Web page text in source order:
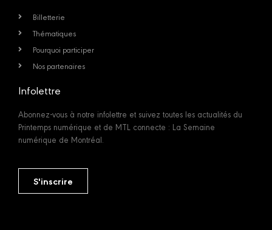
Billetterie
Thématiques
Pourquoi participer
Nos partenaires
Infolettre
Abonnez-vous à notre infolettre et suivez toutes les actualités du
Printemps numérique et de MTL connecte : La Semaine
numérique de Montréal.
S'inscrire